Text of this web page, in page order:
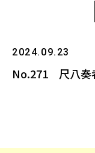
2024.09.23
No.271 尺八奏